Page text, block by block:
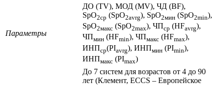
Параметры
ДО (TV), МОД (MV), ЧД (BF),
SpO2ср (SpO2avrg), SpO2мин (SpO2min),
SpO2макс (SpO2max), ЧПср (HFavrg),
ЧПмин (HFmin), ЧПмакс (HFmax),
ИНПср(PIavrg), ИНПмин (PImin),
ИНПмакс (PImax)
До 7 систем для возрастов от 4 до 90
лет (Клемент, ECCS – Европейское